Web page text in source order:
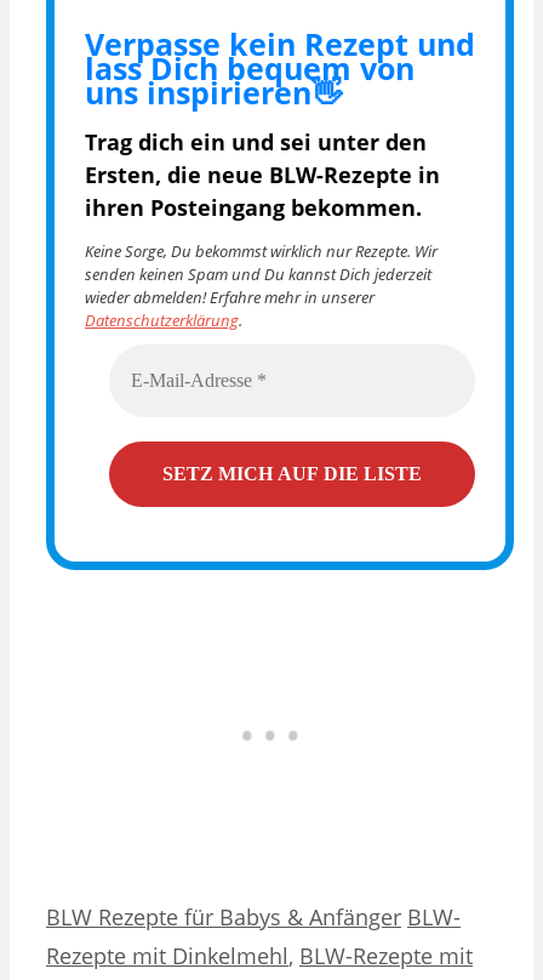
Verpasse kein Rezept und
lass Dich bequem von
uns inspirieren👋
Trag dich ein und sei unter den
Ersten, die neue BLW-Rezepte in
ihren Posteingang bekommen.
Keine Sorge, Du bekommst wirklich nur Rezepte. Wir
senden keinen Spam und Du kannst Dich jederzeit
wieder abmelden! Erfahre mehr in unserer
Datenschutzerklärung.
Kategorien
BLW Rezepte für Babys & Anfänger Schlagwörter
BLW-
Rezepte mit Dinkelmehl, BLW-Rezepte mit